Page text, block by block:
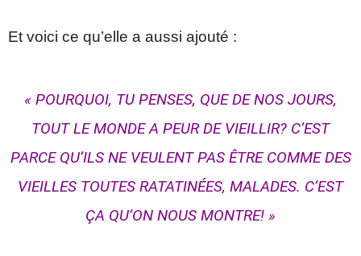
Et voici ce qu’elle a aussi ajouté :
« POURQUOI, TU PENSES, QUE DE NOS JOURS,
TOUT LE MONDE A PEUR DE VIEILLIR? C’EST
PARCE QU’ILS NE VEULENT PAS ÊTRE COMME DES
VIEILLES TOUTES RATATINÉES, MALADES. C’EST
ÇA QU’ON NOUS MONTRE! »